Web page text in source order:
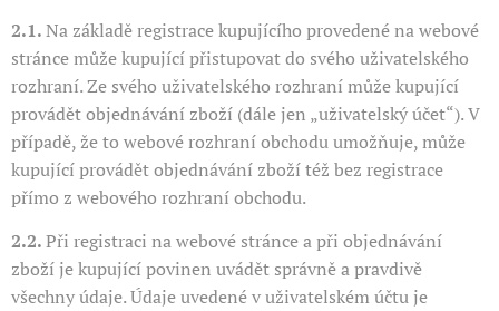
2.1.Na základě registrace kupujícího provedené na webové
stránce může kupující přistupovat do svého uživatelského
rozhraní. Ze svého uživatelského rozhraní může kupující
provádět objednávání zboží (dále jen „uživatelský účet“). V
případě, že to webové rozhraní obchodu umožňuje, může
kupující provádět objednávání zboží též bez registrace
přímo z webového rozhraní obchodu.
2.2.Při registraci na webové stránce a při objednávání
zboží je kupující povinen uvádět správně a pravdivě
všechny údaje. Údaje uvedené v uživatelském účtu je